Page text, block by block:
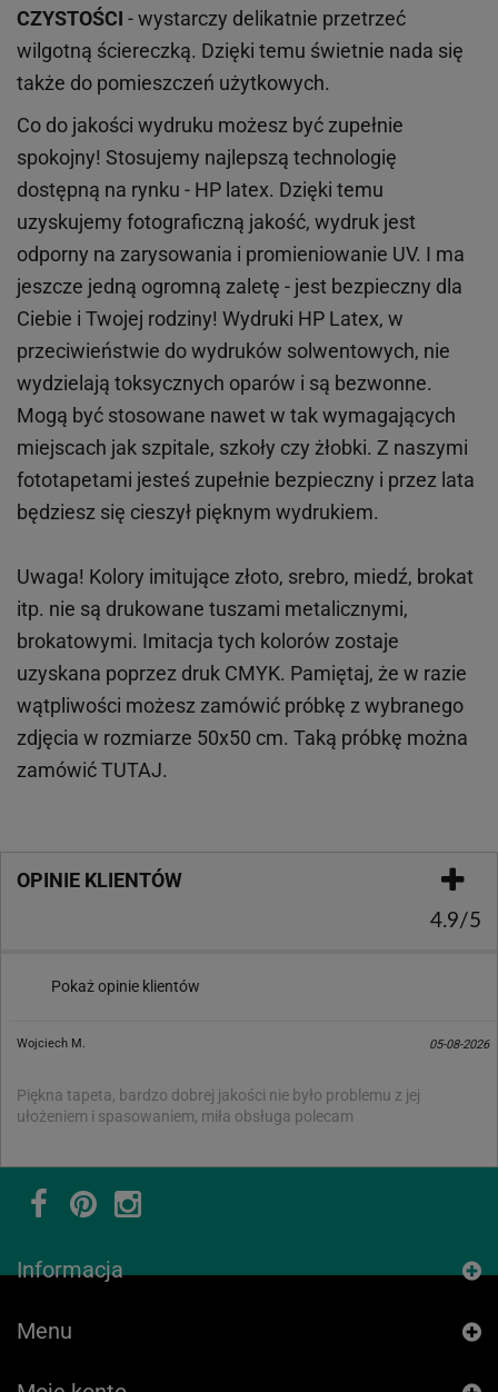
CZYSTOŚCI - wystarczy delikatnie przetrzeć
wilgotną ściereczką. Dzięki temu świetnie nada się
także do pomieszczeń użytkowych.
Co do jakości wydruku możesz być zupełnie
spokojny! Stosujemy najlepszą technologię
dostępną na rynku - HP latex. Dzięki temu
uzyskujemy fotograficzną jakość, wydruk jest
odporny na zarysowania i promieniowanie UV. I ma
jeszcze jedną ogromną zaletę - jest bezpieczny dla
Ciebie i Twojej rodziny! Wydruki HP Latex, w
przeciwieństwie do wydruków solwentowych, nie
wydzielają toksycznych oparów i są bezwonne.
Mogą być stosowane nawet w tak wymagających
miejscach jak szpitale, szkoły czy żłobki. Z naszymi
fototapetami jesteś zupełnie bezpieczny i przez lata
będziesz się cieszył pięknym wydrukiem.
Uwaga! Kolory imitujące złoto, srebro, miedź, brokat
itp. nie są drukowane tuszami metalicznymi,
brokatowymi. Imitacja tych kolorów zostaje
uzyskana poprzez druk CMYK. Pamiętaj, że w razie
wątpliwości możesz zamówić próbkę z wybranego
zdjęcia w rozmiarze 50x50 cm. Taką próbkę można
zamówićTUTAJ.
OPINIE KLIENTÓW
4.9/5
Pokaż opinie klientów
Wojciech M. 05-08-2026
Piękna tapeta, bardzo dobrej jakości nie było problemu z jej
ułożeniem i spasowaniem, miła obsługa polecam
Informacja
Menu